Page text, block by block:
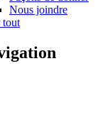
Nous joindre
tout